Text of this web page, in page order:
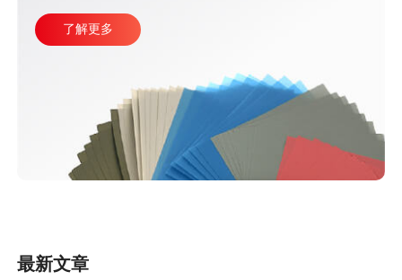
熟的产线加工方式主要由四台或五台光纤研磨机，再配合各种规
格的PC、APC、UPC等研磨夹具组成。
了解更多
最新文章